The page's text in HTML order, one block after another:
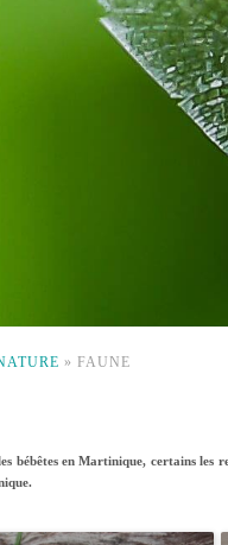
» FAUNE
bébêtes en Martinique, certains les